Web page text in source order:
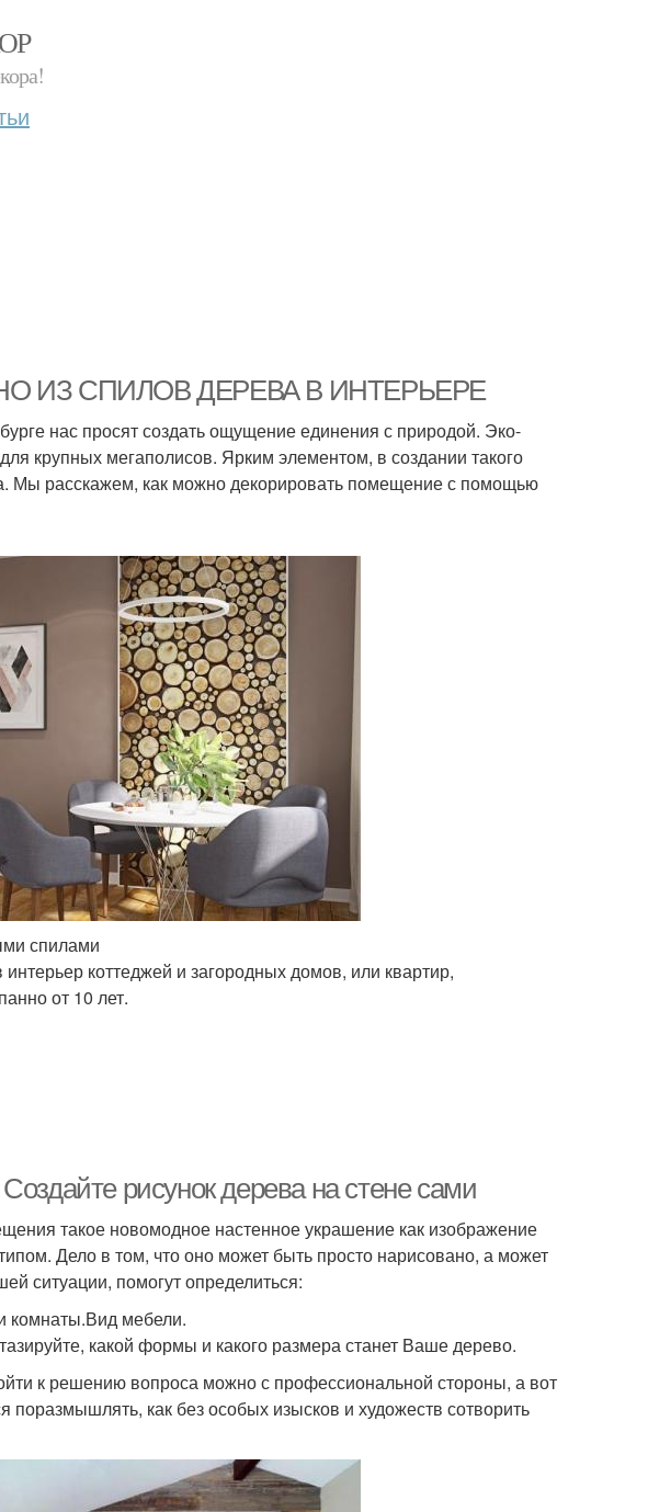
ИЗ СПИЛОВ ДЕРЕВА В ИНТЕРЬЕРЕ
нас просят создать ощущение единения с природой. Эко-
крупных мегаполисов. Ярким элементом, в создании такого
Мы расскажем, как можно декорировать помещение с помощью
спилами
коттеджей и загородных домов, или квартир,
от 10 лет.
рисунок дерева на стене сами
такое новомодное настенное украшение как изображение
Дело в том, что оно может быть просто нарисовано, а может
ситуации, помогут определиться:
комнаты.Вид мебели.
какой формы и какого размера станет Ваше дерево.
к решению вопроса можно с профессиональной стороны, а вот
как без особых изысков и художеств сотворить